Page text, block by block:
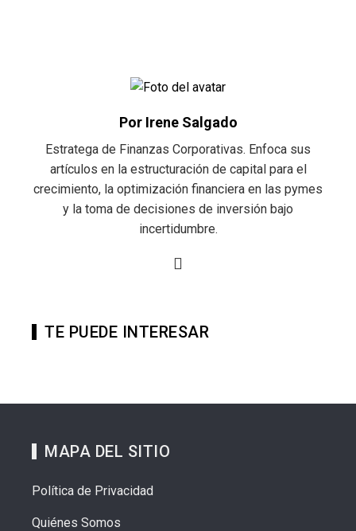
Por Irene Salgado
Estratega de Finanzas Corporativas. Enfoca sus
artículos en la estructuración de capital para el
crecimiento, la optimización financiera en las pymes
y la toma de decisiones de inversión bajo
incertidumbre.
TE PUEDE INTERESAR
MAPA DEL SITIO
Política de Privacidad
Quiénes Somos